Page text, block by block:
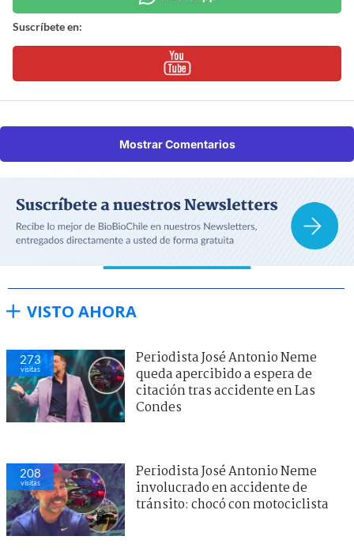
Suscríbete en:
Mostrar Comentarios
VISTO AHORA
273
visitas
Periodista José Antonio Neme
queda apercibido a espera de
citación tras accidente en Las
Condes
208
visitas
Periodista José Antonio Neme
involucrado en accidente de
tránsito: chocó con motociclista